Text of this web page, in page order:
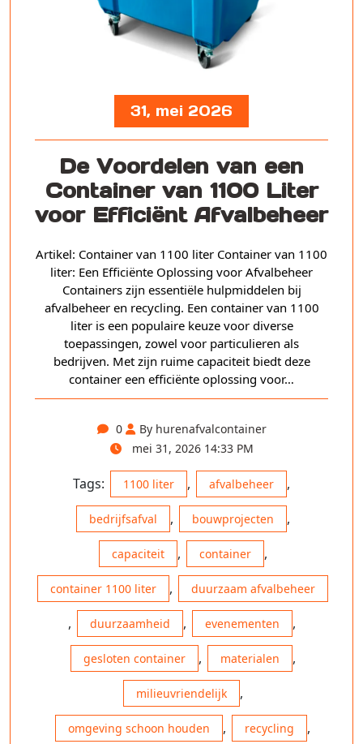
31, mei 2026
De Voordelen van een
Container van 1100 Liter
voor Efficiënt Afvalbeheer
Artikel: Container van 1100 liter Container van 1100
liter: Een Efficiënte Oplossing voor Afvalbeheer
Containers zijn essentiële hulpmiddelen bij
afvalbeheer en recycling. Een container van 1100
liter is een populaire keuze voor diverse
toepassingen, zowel voor particulieren als
bedrijven. Met zijn ruime capaciteit biedt deze
container een efficiënte oplossing voor…
0
By hurenafvalcontainer
mei 31, 2026 14:33 PM
Tags: 1100 liter , afvalbeheer ,
bedrijfsafval , bouwprojecten ,
capaciteit , container ,
container 1100 liter , duurzaam afvalbeheer
, duurzaamheid , evenementen ,
gesloten container , materialen ,
milieuvriendelijk ,
omgeving schoon houden , recycling ,